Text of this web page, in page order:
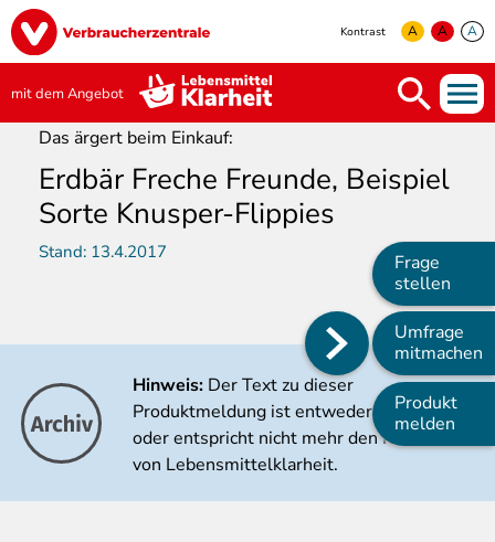
Direkt
zum
Inhalt
Image
Kontrast A A A
mit dem Angebot
Main
navigation
Frage
stellen
Umfrage
mitmachen
Produkt
melden
Das ärgert beim Einkauf:
Erdbär Freche Freunde, Beispiel
Sorte Knusper-Flippies
Stand: 13.4.2017
Hinweis: Der Text zu dieser
Produktmeldung ist entweder veraltet
oder entspricht nicht mehr den Kriterien
von Lebensmittelklarheit.